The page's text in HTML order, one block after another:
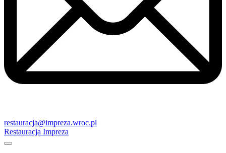
restauracja@impreza.wroc.pl
Restauracja Impreza